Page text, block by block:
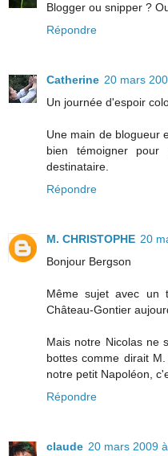
Blogger ou snipper ?
Répondre
Catherine 20 mars
Un journée d'espoir
Une main de blogueur
bien témoigner
destinataire.
Répondre
M. CHRISTOPHE 20
Bonjour Bergson
Même sujet avec un
Château-Gontier
Mais notre Nicolas ne
bottes comme dirait
notre petit Napoléon,
Répondre
claude 20 mars 2009